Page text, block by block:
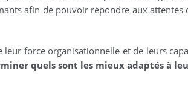
afin de pouvoir répondre aux attentes
force organisationnelle et de leurs
quels sont les mieux adaptés à